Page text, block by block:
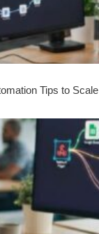
Tips to